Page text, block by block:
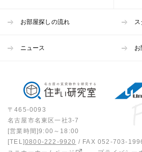
お部屋探しの流れ
ニュース
〒465-0093
名古屋市名東区一社3-7
[営業時間]9:00～18:00
[TEL]0800-222-9920 / FAX 052-703-